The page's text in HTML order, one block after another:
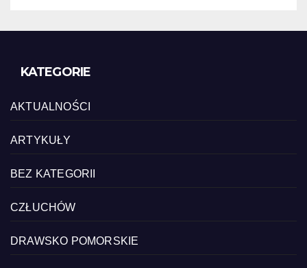
KATEGORIE
AKTUALNOŚCI
ARTYKUŁY
BEZ KATEGORII
CZŁUCHÓW
DRAWSKO POMORSKIE